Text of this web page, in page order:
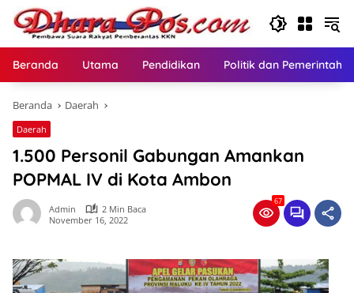
Langsung
konten
Beranda Utama Pendidikan Politik dan
Beranda Daerah
Daerah
1.500 Personil Gabungan Amankan
POPMAL IV di Kota Ambon
Admin
2 Min Baca
November 16, 2022
67